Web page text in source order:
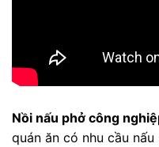
Nồi nấu phở công
quán ăn có nhu cầu